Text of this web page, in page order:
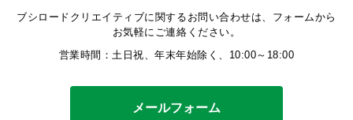
ブシロードクリエイティブに関するお問い合わせは、フォームから
お気軽にご連絡ください。
営業時間：土日祝、年末年始除く、10:00～18:00
メールフォーム